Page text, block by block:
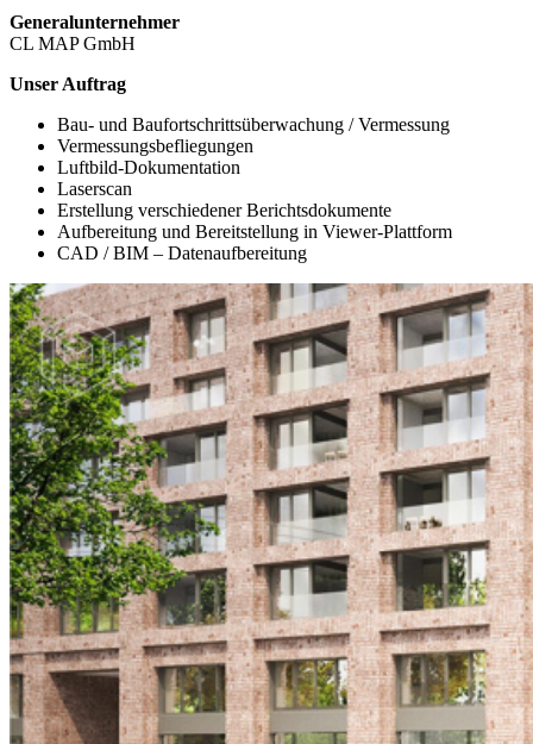
Generalunternehmer
CL MAP GmbH
Unser Auftrag
Bau- und Baufortschrittsüberwachung / Vermessung
Vermessungsbefliegungen
Luftbild-Dokumentation
Laserscan
Erstellung verschiedener Berichtsdokumente
Aufbereitung und Bereitstellung in Viewer-Plattform
CAD / BIM – Datenaufbereitung